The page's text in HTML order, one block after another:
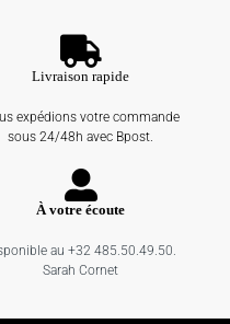
Livraison rapide
expédions votre commande
sous 24/48h avec Bpost.
À votre écoute
au +32 485.50.49.50.
Sarah Cornet